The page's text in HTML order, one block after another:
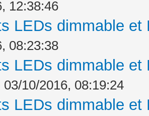
12:38:46
LEDs dimmable
08:23:38
LEDs dimmable
03/10/2016, 08:19:24
LEDs dimmable